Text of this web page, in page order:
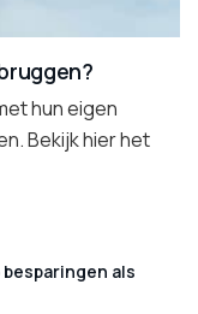
hun eigen
Bekijk hier het
als